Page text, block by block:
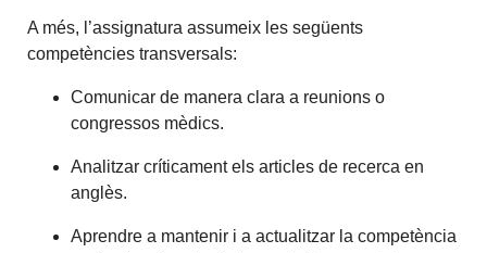
A més, l’assignatura assumeix les següents
competències transversals:
Comunicar de manera clara a reunions o
congressos mèdics.
Analitzar críticament els articles de recerca en
anglès.
Aprendre a mantenir i a actualitzar la competència